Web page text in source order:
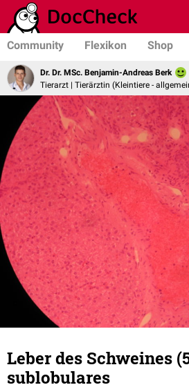
Community Flexikon Shop
Dr. Dr. MSc. Benjamin-Andreas Berk
Tierarzt | Tierärztin (Kleintiere -
Leber des Schweines
sublobulares